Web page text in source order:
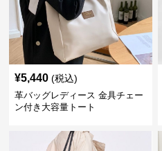
¥5,440 (税込)
革バッグレディース 金具チェー
ン付き大容量トート